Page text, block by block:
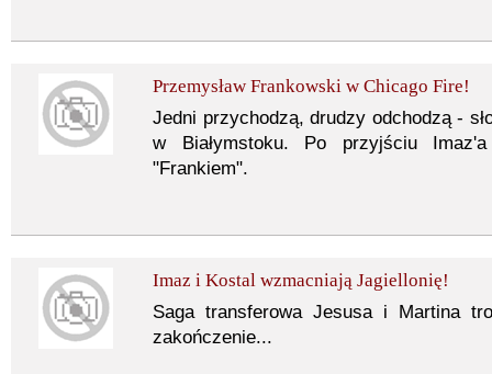
Przemysław Frankowski w Chicago Fire!
Jedni przychodzą, drudzy odchodzą -
w Białymstoku. Po przyjściu
"Frankiem".
Imaz i Kostal wzmacniają Jagiellonię!
Saga transferowa Jesusa i Martina
zakończenie...